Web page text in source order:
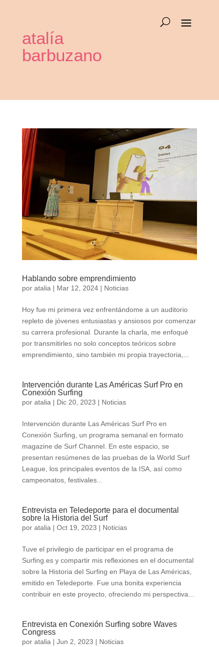
atalía
barbuzano
Hablando sobre emprendimiento
por atalia | Mar 12, 2024| Noticias
Hoy fue mi primera vez enfrentándome a un auditorio
repleto de jóvenes entusiastas y ansiosos por comenzar
su carrera profesional. Durante la charla, me enfoqué
por transmitirles no solo conceptos teóricos sobre
emprendimiento, sino también mi propia trayectoria,...
Intervención durante Las Américas Surf Pro en
Conexión Surfing
por atalia | Dic 20, 2023 | Noticias
Intervención durante Las Américas Surf Pro en
Conexión Surfing, un programa semanal en formato
magazine de Surf Channel. En este espacio, se
presentan resúmenes de las pruebas de la World Surf
League, los principales eventos de la ISA, así como
campeonatos, festivales...
Entrevista en Teledeporte para el documental
sobre la Historia del Surf
por atalia | Oct 19, 2023 | Noticias
Tuve el privilegio de participar en el programa de
Surfing.es y compartir mis reflexiones en el documental
sobre la Historia del Surfing en Playa de Las Américas,
emitido en Teledeporte. Fue una bonita experiencia
contribuir en este proyecto, ofreciendo mi perspectiva...
Entrevista en Conexión Surfing sobre Waves
Congress
por atalia | Jun 2, 2023 | Noticias